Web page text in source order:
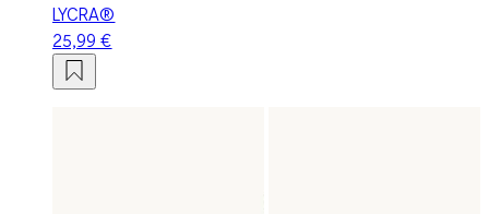
LYCRA®
25,99 €